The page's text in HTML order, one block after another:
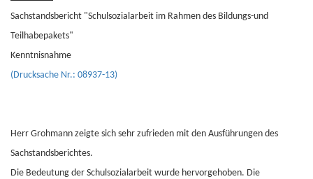
Sachstandsbericht "Schulsozialarbeit im Rahmen des Bildungs-und
Teilhabepakets"
Kenntnisnahme
(Drucksache Nr.: 08937-13)
Herr Grohmann zeigte sich sehr zufrieden mit den Ausführungen des
Sachstandsberichtes.
Die Bedeutung der Schulsozialarbeit wurde hervorgehoben. Die